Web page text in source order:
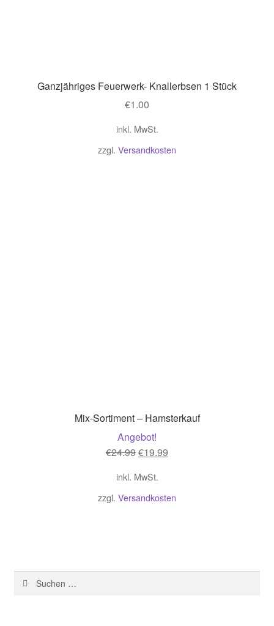
Ganzjähriges Feuerwerk- Knallerbsen 1 Stück
€1.00
inkl. MwSt.
zzgl. Versandkosten
Mix-Sortiment – Hamsterkauf
Angebot!
€24.99Ursprünglicher
war:
€24.99
€19.99
€19.99.
inkl. MwSt.
zzgl. Versandkosten
Suchen